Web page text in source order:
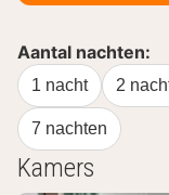
Aantal nachten:
1 nacht 2
7 nachten
Kamers